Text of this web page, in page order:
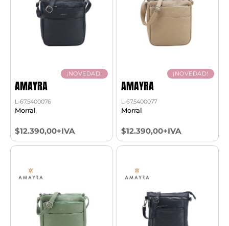
¡NOVEDAD!
AMAYRA
L-67.5400076
Morral
$12.390,00+IVA
¡NOVEDAD!
AMAYRA
L-67.5400077
Morral
$12.390,00+IVA